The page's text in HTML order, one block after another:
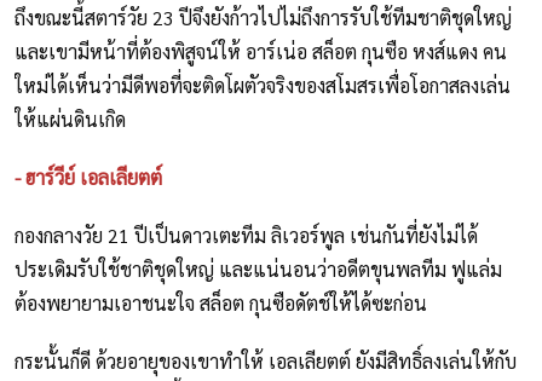
ถึงขณะนี้สตาร์วัย 23 ปีจึงยังก้าวไปไม่ถึงการรับใช้ทีมชาติชุดใหญ่
และเขามีหน้าที่ต้องพิสูจน์ให้ อาร์เน่อ สล็อต กุนซือ หงส์แดง คน
ใหม่ได้เห็นว่ามีดีพอที่จะติดโผตัวจริงของสโมสรเพื่อโอกาสลงเล่น
ให้แผ่นดินเกิด
- ฮาร์วีย์ เอลเลียตต์
กองกลางวัย 21 ปีเป็นดาวเตะทีม ลิเวอร์พูล เช่นกันที่ยังไม่ได้
ประเดิมรับใช้ชาติชุดใหญ่ และแน่นอนว่าอดีตขุนพลทีม ฟูแล่ม
ต้องพยายามเอาชนะใจ สล็อต กุนซือดัตช์ให้ได้ซะก่อน
กระนั้นก็ดี ด้วยอายุของเขาทำให้ เอลเลียตต์ ยังมีสิทธิ์ลงเล่นให้กับ